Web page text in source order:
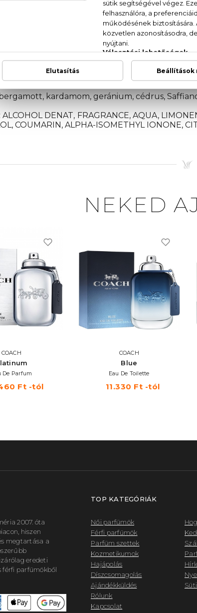
energiáját ragadja meg: az ikonikus
fedezzük fel az individualitás minden
2025
fűszeres
kardamom, geránium, cédrus,
DENAT, FRAGRANCE, AQUA,
COUMARIN, ALPHA-ISOMETHYL IONONE,
NEKED
COACH
De Parfum
Ft -tól
COACH
Blue
Eau De Toilette
11.330 Ft -tól
2007. óta
hiszen
megtartása a
eredeti
férfi parfümökből
TOP KATEGÓRIÁK
Női parfümök
Férfi parfümök
Parfüm szettek
Kozmetikumok
Hajápolás
Díszcsomagolás
Ajándékküldés
Rólunk
Kapcsolat